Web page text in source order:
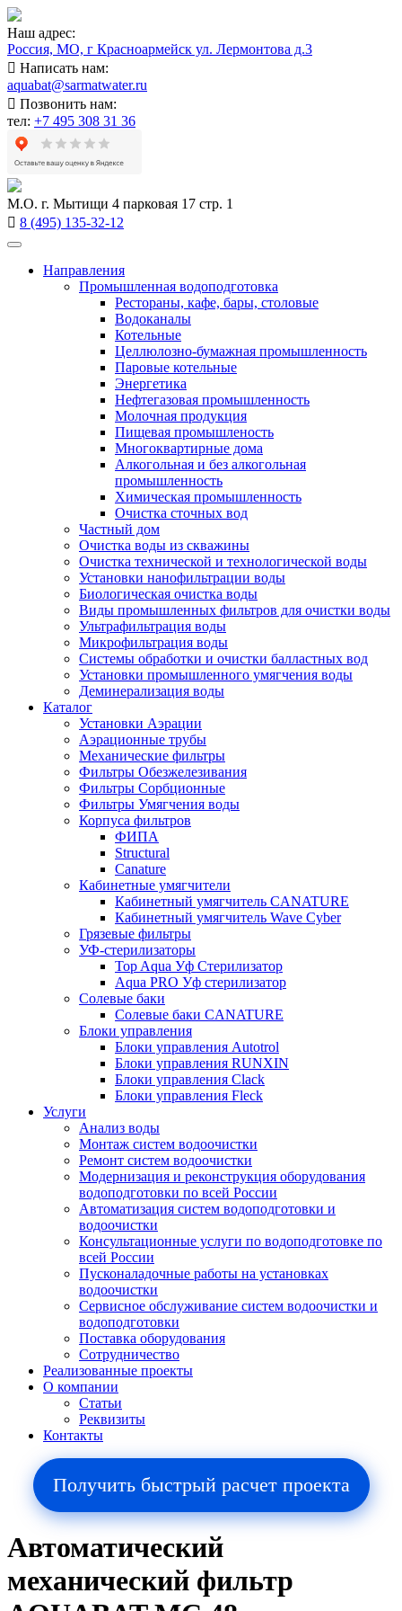
Наш адрес:
Россия, МО, г Красноармейск ул. Лермонтова д.3
Написать нам:
aquabat@sarmatwater.ru
Позвонить нам:
тел: +7 495 308 31 36
М.О. г. Мытищи 4 парковая 17 стр. 1
8 (495) 135-32-12
Направления
Промышленная водоподготовка
Рестораны, кафе, бары, столовые
Водоканалы
Котельные
Целлюлозно-бумажная промышленность
Паровые котельные
Энергетика
Нефтегазовая промышленность
Молочная продукция
Пищевая промышленость
Многоквартирные дома
Алкогольная и без алкогольная
промышленность
Химическая промышленность
Очистка сточных вод
Частный дом
Очистка воды из скважины
Очистка технической и технологической воды
Установки нанофильтрации воды
Биологическая очистка воды
Виды промышленных фильтров для очистки воды
Ультрафильтрация воды
Микрофильтрация воды
Системы обработки и очистки балластных вод
Установки промышленного умягчения воды
Деминерализация воды
Каталог
Установки Аэрации
Аэрационные трубы
Механические фильтры
Фильтры Обезжелезивания
Фильтры Сорбционные
Фильтры Умягчения воды
Корпуса фильтров
ФИПА
Structural
Canature
Кабинетные умягчители
Кабинетный умягчитель CANATURE
Кабинетный умягчитель Wave Cyber
Грязевые фильтры
УФ-стерилизаторы
Top Aqua Уф Стерилизатор
Aqua PRO Уф стерилизатор
Солевые баки
Солевые баки CANATURE
Блоки управления
Блоки управления Autotrol
Блоки управления RUNXIN
Блоки управления Clack
Блоки управления Fleck
Услуги
Анализ воды
Монтаж систем водоочистки
Ремонт систем водоочистки
Модернизация и реконструкция оборудования
водоподготовки по всей России
Автоматизация систем водоподготовки и
водоочистки
Консультационные услуги по водоподготовке по
всей России
Пусконаладочные работы на установках
водоочистки
Сервисное обслуживание систем водоочистки и
водоподготовки
Поставка оборудования
Сотрудничество
Реализованные проекты
О компании
Cтатьи
Реквизиты
Контакты
Получить быстрый расчет проекта
Автоматический
механический фильтр